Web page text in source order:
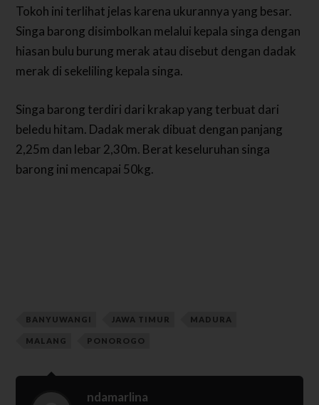
Tokoh ini terlihat jelas karena ukurannya yang besar.
Singa barong disimbolkan melalui kepala singa dengan
hiasan bulu burung merak atau disebut dengan dadak
merak di sekeliling kepala singa.
Singa barong terdiri dari krakap yang terbuat dari
beledu hitam. Dadak merak dibuat dengan panjang
2,25m dan lebar 2,30m. Berat keseluruhan singa
barong ini mencapai 50kg.
BANYUWANGI JAWA TIMUR MADURA
MALANG PONOROGO
ndamarlina